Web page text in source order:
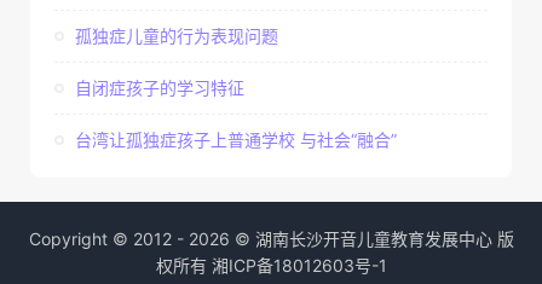
孤独症儿童的行为表现问题
自闭症孩子的学习特征
台湾让孤独症孩子上普通学校 与社会“融合”
Copyright © 2012 - 2026 © 湖南长沙开音儿童教育发展中心 版
权所有 湘ICP备18012603号-1